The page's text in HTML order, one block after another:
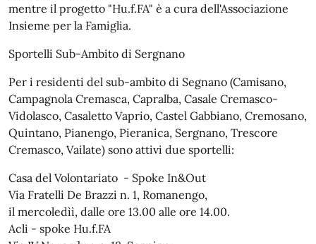
mentre il progetto "Hu.f.FA" è a cura dell'Associazione
Insieme per la Famiglia.
Sportelli Sub-Ambito di Sergnano
Per i residenti del sub-ambito di Segnano (Camisano,
Campagnola Cremasca, Capralba, Casale Cremasco-
Vidolasco, Casaletto Vaprio, Castel Gabbiano, Cremosano,
Quintano, Pianengo, Pieranica, Sergnano, Trescore
Cremasco, Vailate) sono attivi due sportelli:
Casa del Volontariato - Spoke In&Out
Via Fratelli De Brazzi n. 1, Romanengo,
il mercoledìì, dalle ore 13.00 alle ore 14.00.
Acli - spoke Hu.f.FA